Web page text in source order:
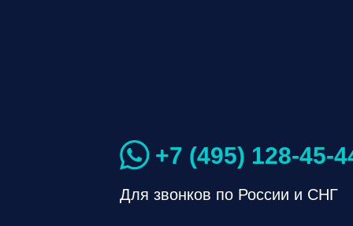
Для звонков по России и СНГ
+7 (495) 128-45-